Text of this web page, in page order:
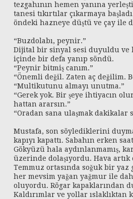
tezgahının hemen yanına
tanesi tıkırtılar çıkarmaya
öndeki hazneye düştü ve çay ile
“Buzdolabı, peynir.”
Dijital bir sinyal sesi duyuldu ve
içinde bir defa yanıp söndü.
“Peynir bitmiş canım.”
“Önemli değil. Zaten aç değilim.
“Multikutunu almayı unutma.”
“Gerek yok. Bir şeye ihtiyacın
hattan ararsın.”
“Oradan sana ulaşmak dakikalar
Mustafa, son söylediklerini
kapıyı kapattı. Sabahın erken
Gökyüzü hala aydınlanmamış,
üzerinde dolaşıyordu. Hava
Temmuz ortasında soğuk bir yaz
her mevsim yağan yağmur ile
oluyordu. Rögar kapaklarından
Kaldırımlar ve yollar ıslaklıktan